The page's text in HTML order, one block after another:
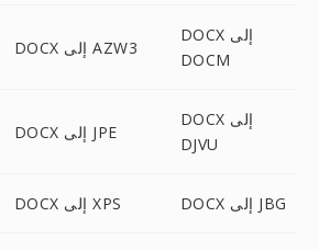
DOCX إلى AZW3
DOCX إلى
DOCM
DOCX إلى JPE
DOCX إلى
DJVU
DOCX إلى XPS DOCX إلى JBG